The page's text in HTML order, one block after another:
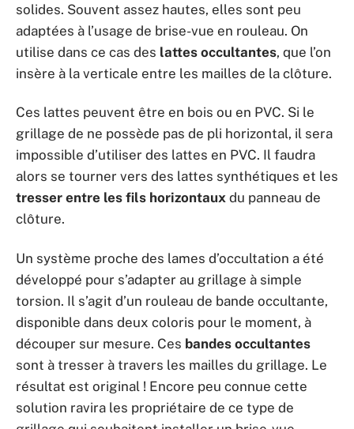
solides. Souvent assez hautes, elles sont peu
adaptées à l’usage de brise-vue en rouleau. On
utilise dans ce cas des lattes occultantes, que l’on
insère à la verticale entre les mailles de la clôture.
Ces lattes peuvent être en bois ou en PVC. Si le
grillage de ne possède pas de pli horizontal, il sera
impossible d’utiliser des lattes en PVC. Il faudra
alors se tourner vers des lattes synthétiques et les
tresser entre les fils horizontaux du panneau de
clôture.
Un système proche des lames d’occultation a été
développé pour s’adapter au grillage à simple
torsion. Il s’agit d’un rouleau de bande occultante,
disponible dans deux coloris pour le moment, à
découper sur mesure. Ces bandes occultantes
sont à tresser à travers les mailles du grillage. Le
résultat est original ! Encore peu connue cette
solution ravira les propriétaire de ce type de